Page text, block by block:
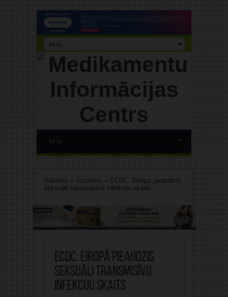
Sākums » Ārzemēs » ECDC: Eiropā pieaudzis
seksuāli transmisīvo infekciju skaits
ECDC: Eiropā pieaudzis
seksuāli transmisīvo
infekciju skaits